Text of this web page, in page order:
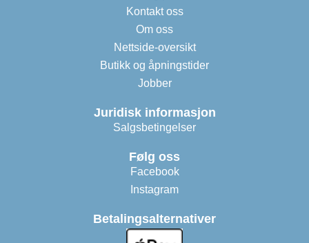
Kontakt oss
Om oss
Nettside-oversikt
Butikk og åpningstider
Jobber
Juridisk informasjon
Salgsbetingelser
Følg oss
Facebook
Instagram
Betalingsalternativer